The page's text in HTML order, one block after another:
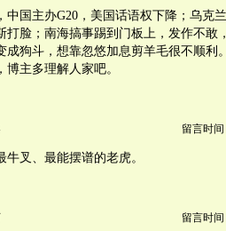
中国主办G20，美国话语权下降；乌克
打脸；南海搞事踢到门板上，发作不敢
成狗斗，想靠忽悠加息剪羊毛很不顺利
主多理解人家吧。
留言时间
牛叉、最能摆谱的老虎。
留言时间